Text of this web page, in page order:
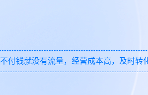
不付钱就没有流量，经营成本高，及时转